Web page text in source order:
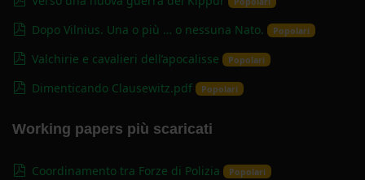
pdf
Dopo Vilnius. Una o più … o nessuna Nato. Popolari
pdf
Valchirie e cavalieri dell’apocalisse Popolari
pdf
Dimenticando Clausewitz.pdf Popolari
Working papers più scaricati
pdf
Coordinamento tra Forze di Polizia Popolari